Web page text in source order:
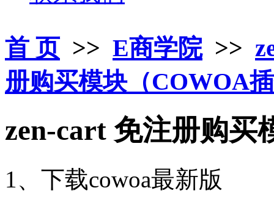
首 页>> E商学院>>
册购买模块（COWOA
zen-cart 免注册购买
1、下载cowoa最新版